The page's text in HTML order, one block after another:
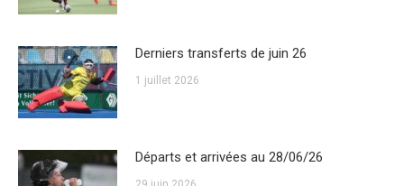
Derniers transferts de juin 26
1 juillet 2026
Départs et arrivées au 28/06/26